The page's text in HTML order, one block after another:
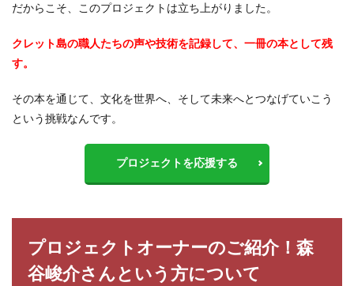
だからこそ、このプロジェクトは立ち上がりました。
クレット島の職人たちの声や技術を記録して、一冊の本として残
す。
その本を通じて、文化を世界へ、そして未来へとつなげていこう
という挑戦なんです。
プロジェクトを応援する
プロジェクトオーナーのご紹介！森
谷峻介さんという方について